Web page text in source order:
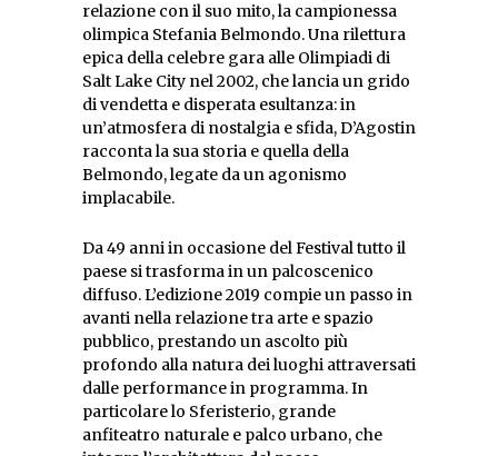
relazione con il suo mito, la campionessa
olimpica Stefania Belmondo. Una rilettura
epica della celebre gara alle Olimpiadi di
Salt Lake City nel 2002, che lancia un grido
di vendetta e disperata esultanza: in
un’atmosfera di nostalgia e sfida, D’Agostin
racconta la sua storia e quella della
Belmondo, legate da un agonismo
implacabile.
Da 49 anni in occasione del Festival tutto il
paese si trasforma in un palcoscenico
diffuso. L’edizione 2019 compie un passo in
avanti nella relazione tra arte e spazio
pubblico, prestando un ascolto più
profondo alla natura dei luoghi attraversati
dalle performance in programma. In
particolare lo Sferisterio, grande
anfiteatro naturale e palco urbano, che